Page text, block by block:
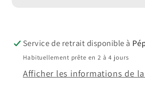
Service de retrait disponible à
Habituellement prête en 2 à 4 jours
Afficher les informations de